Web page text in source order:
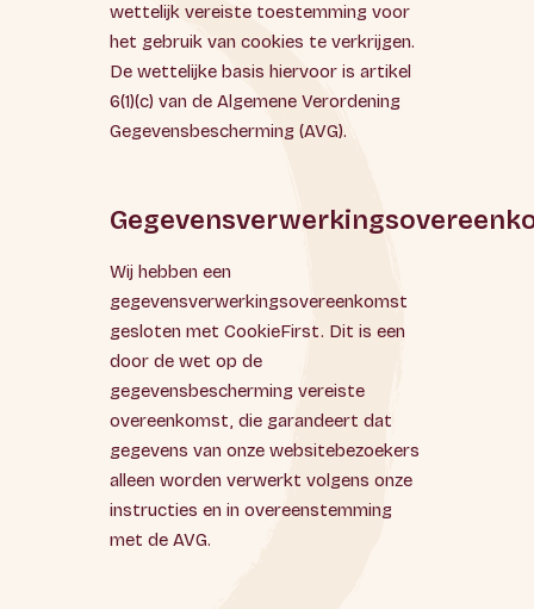
wettelijk vereiste toestemming voor
het gebruik van cookies te verkrijgen.
De wettelijke basis hiervoor is artikel
6(1)(c) van de Algemene Verordening
Gegevensbescherming (AVG).
Wij hebben een
gegevensverwerkingsovereenkomst
gesloten met CookieFirst. Dit is een
door de wet op de
gegevensbescherming vereiste
overeenkomst, die garandeert dat
gegevens van onze websitebezoekers
alleen worden verwerkt volgens onze
instructies en in overeenstemming
met de AVG.